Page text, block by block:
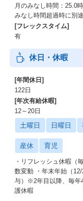
月のみなし時間：25.0
みなし時間超過時に別
[フレックスタイム]
有
休日・休暇
[年間休日]
122日
[年次有給休暇]
12～20日
土曜日 日曜日
産休 育児
・リフレッシュ休暇（
数変動 ・年末年始（
与）※2年目以降、毎年
護休暇